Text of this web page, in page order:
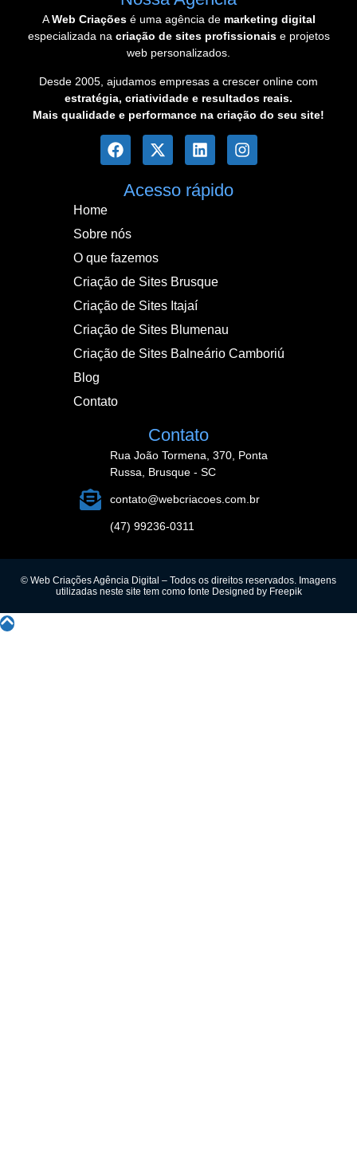
AWeb Criaçõesé uma agência de marketing digital
especializada na criação de sites profissionaise projetos
web personalizados.
Desde 2005, ajudamos empresas a crescer online com
estratégia, criatividade e resultados reais.
Mais qualidade e performance na criação do seu site!
Acesso rápido
Home
Sobre nós
O que fazemos
Criação de Sites Brusque
Criação de Sites Itajaí
Criação de Sites Blumenau
Criação de Sites Balneário Camboriú
Blog
Contato
Contato
Rua João Tormena, 370, Ponta
Russa, Brusque - SC
contato@webcriacoes.com.br
(47) 99236-0311
© Web Criações Agência Digital – Todos os direitos reservados. Imagens
utilizadas neste site tem como fonte Designed by Freepik